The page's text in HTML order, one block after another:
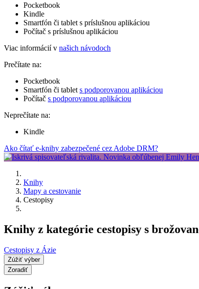
Pocketbook
Kindle
Smartfón či tablet s príslušnou aplikáciou
Počítač s príslušnou aplikáciou
Viac informácií v našich návodoch
Prečítate na:
Pocketbook
Smartfón či tablet s podporovanou aplikáciou
Počítač s podporovanou aplikáciou
Neprečítate na:
Kindle
Ako čítať e-knihy zabezpečené cez Adobe DRM?
Knihy
Mapy a cestovanie
Cestopisy
Knihy z kategórie cestopisy s
Cestopisy z Ázie
Zúžiť výber
Zoradiť